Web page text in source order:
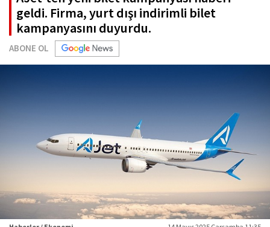
geldi. Firma, yurt dışı indirimli bilet
kampanyasını duyurdu.
ABONE OL